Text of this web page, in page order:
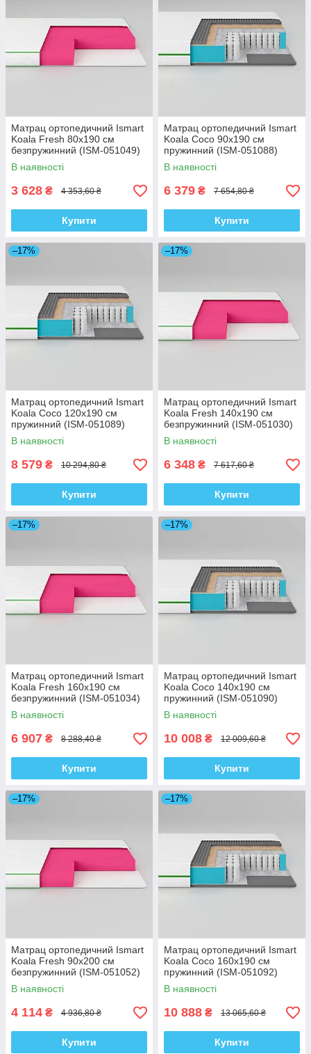
Матрац ортопедичний Ismart
Koala Fresh 80х190 см
безпружинний (ISM-051049)
В наявності
3 628 ₴ 4 353,60 ₴
Купити
Матрац ортопедичний Ismart
Koala Coco 90х190 см
пружинний (ISM-051088)
В наявності
6 379 ₴ 7 654,80 ₴
Купити
–17%
Матрац ортопедичний Ismart
Koala Coco 120х190 см
пружинний (ISM-051089)
В наявності
8 579 ₴ 10 294,80 ₴
Купити
–17%
Матрац ортопедичний Ismart
Koala Fresh 140х190 см
безпружинний (ISM-051030)
В наявності
6 348 ₴ 7 617,60 ₴
Купити
–17%
Матрац ортопедичний Ismart
Koala Fresh 160х190 см
безпружинний (ISM-051034)
В наявності
6 907 ₴ 8 288,40 ₴
Купити
–17%
Матрац ортопедичний Ismart
Koala Coco 140х190 см
пружинний (ISM-051090)
В наявності
10 008 ₴ 12 009,60 ₴
Купити
–17%
Матрац ортопедичний Ismart
Koala Fresh 90х200 см
безпружинний (ISM-051052)
В наявності
4 114 ₴ 4 936,80 ₴
Купити
–17%
Матрац ортопедичний Ismart
Koala Coco 160х190 см
пружинний (ISM-051092)
В наявності
10 888 ₴ 13 065,60 ₴
Купити